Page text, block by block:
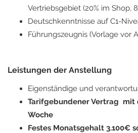
Vertriebsgebiet (20% im Shop,
Deutschkenntnisse auf C1-
Führungszeugnis (Vorlage vor
Leistungen der Anstellung
Eigenständige und
Tarifgebundener Vertrag mit
Woche
Festes Monatsgehalt 3.100€